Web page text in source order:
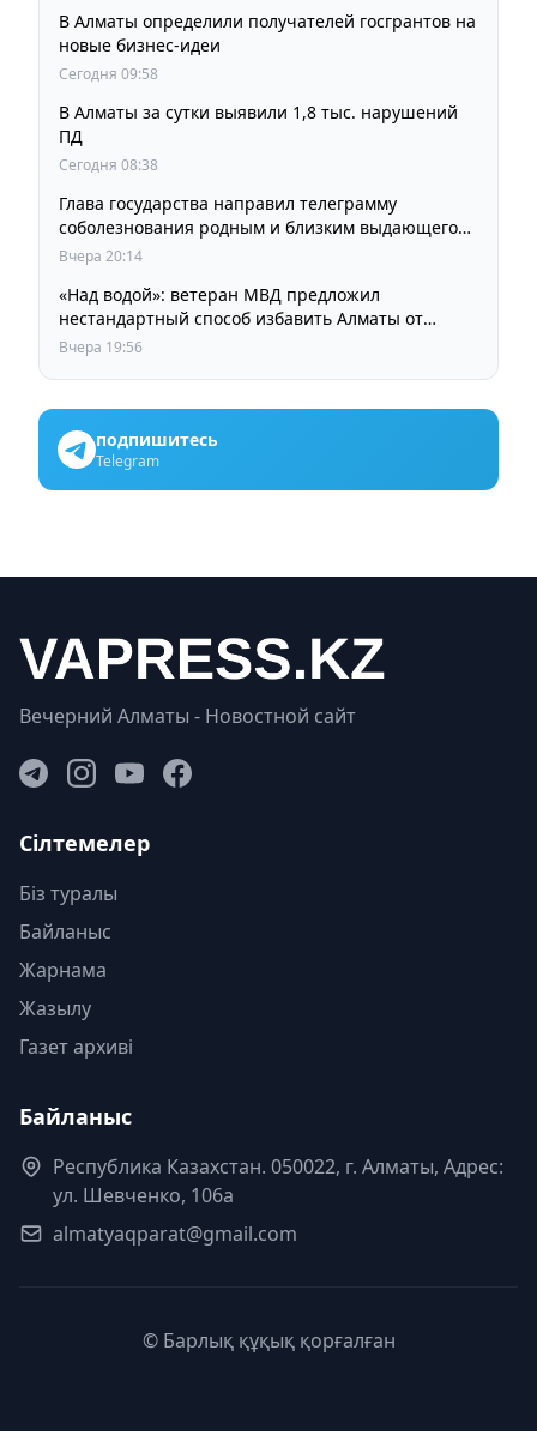
В Алматы определили получателей госгрантов на
новые бизнес-идеи
Сегодня 09:58
В Алматы за сутки выявили 1,8 тыс. нарушений
ПД
Сегодня 08:38
Глава государства направил телеграмму
соболезнования родным и близким выдающегося
кинорежиссера Ардака Амиркулова
Вчера 20:14
«Над водой»: ветеран МВД предложил
нестандартный способ избавить Алматы от
пробок и смога
Вчера 19:56
подпишитесь
Telegram
Вечерний Алматы - Новостной сайт
Сілтемелер
Біз туралы
Байланыс
Жарнама
Жазылу
Газет архиві
Байланыс
Республика Казахстан. 050022, г. Алматы, Адрес:
ул. Шевченко, 106а
almatyaqparat@gmail.com
© Барлық құқық қорғалған